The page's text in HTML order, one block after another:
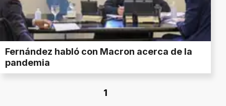
Fernández habló con Macron acerca de la
pandemia
1